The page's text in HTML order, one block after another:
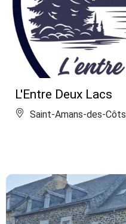
L'Entre Deux Lacs
Saint-Amans-des-Côts